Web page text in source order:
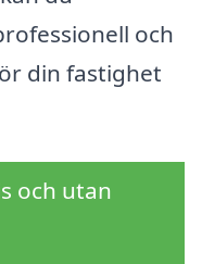
och
din fastighet
och utan